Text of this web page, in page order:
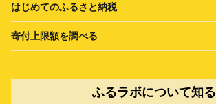
はじめてのふるさと納税
寄付上限額を調べる
ふるラボについて知る